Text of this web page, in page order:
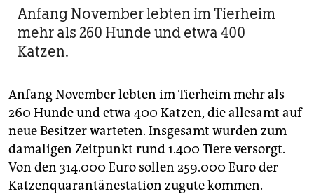
Anfang November lebten im Tierheim
mehr als 260 Hunde und etwa 400
Katzen.
Anfang November lebten im Tierheim mehr als
260 Hunde und etwa 400 Katzen, die allesamt auf
neue Besitzer warteten. Insgesamt wurden zum
damaligen Zeitpunkt rund 1.400 Tiere versorgt.
Von den 314.000 Euro sollen 259.000 Euro der
Katzenquarantänestation zugute kommen.